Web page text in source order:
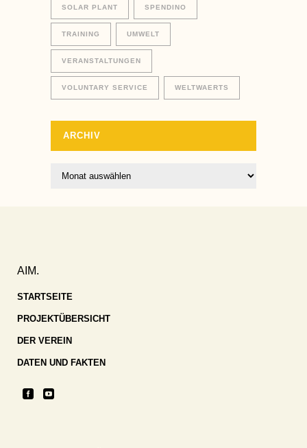
SOLAR PLANT SPENDINO
TRAINING UMWELT
VERANSTALTUNGEN
VOLUNTARY SERVICE WELTWAERTS
ARCHIV
Archiv
AIM.
STARTSEITE
PROJEKTÜBERSICHT
DER VEREIN
DATEN UND FAKTEN